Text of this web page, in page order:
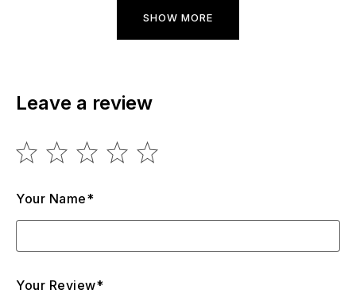
SHOW MORE
Leave a review
Your Name*
Your Review*